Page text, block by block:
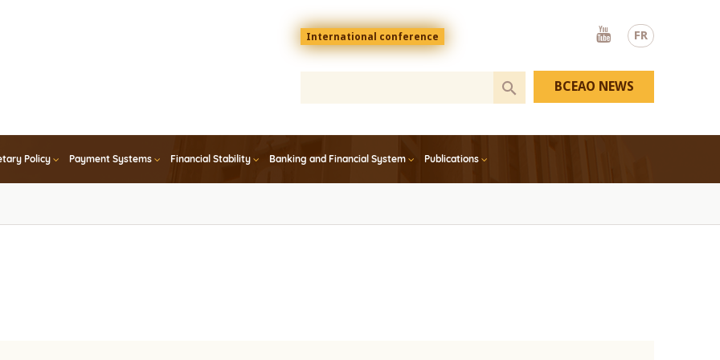
FR
Menu
top
En
International conference
Youtube
Policy Payment Systems Financial Stability Banking and Financial System Publications
BCEAO NEWS